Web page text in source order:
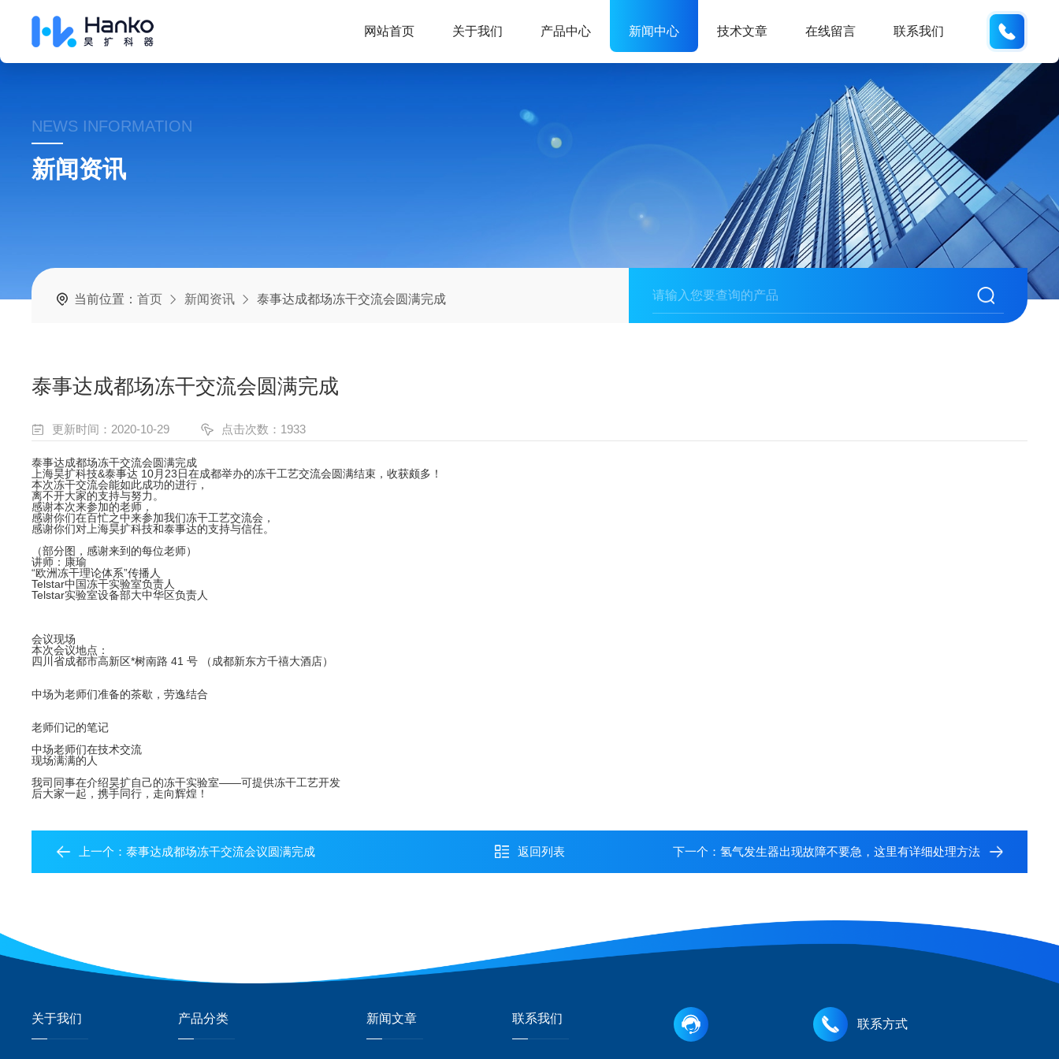
网站首页 关于我们 产品中心 新闻中心 技术文章 在线留言 联系我们
NEWS INFORMATION
新闻资讯
当前位置：首页 新闻资讯 泰事达成都场冻干交流会圆满完成
泰事达成都场冻干交流会圆满完成
更新时间：2020-10-29 点击次数：1933
泰事达成都场冻干交流会圆满完成
上海昊扩科技&泰事达 10月23日在成都举办的冻干工艺交流会圆满结束，收获颇多！
本次冻干交流会能如此成功的进行，
离不开大家的支持与努力。
感谢本次来参加的老师，
感谢你们在百忙之中来参加我们冻干工艺交流会，
感谢你们对上海昊扩科技和泰事达的支持与信任。
（部分图，感谢来到的每位老师）
讲师：康瑜
“欧洲冻干理论体系”传播人
Telstar中国冻干实验室负责人
Telstar实验室设备部大中华区负责人
会议现场
本次会议地点：
四川省成都市高新区*树南路 41 号 （成都新东方千禧大酒店）
中场为老师们准备的茶歇，劳逸结合
老师们记的笔记
中场老师们在技术交流
现场满满的人
我司同事在介绍昊扩自己的冻干实验室——可提供冻干工艺开发
后大家一起，携手同行，走向辉煌！
上一个：泰事达成都场冻干交流会议圆满完成 返回列表 下一个： 氢气发生器出现故障不要急，这里有详细处理方法
关于我们 产品分类 新闻文章 联系我们 联系方式